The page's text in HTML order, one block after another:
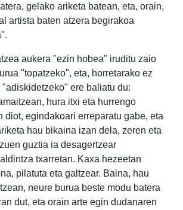
gelako ariketa batean, eta, orain,
artista baten atzera begirakoa
aukera "ezin hobea" iruditu zaio
"topatzeko", eta, horretarako ez
ere baliatu du:
hura itxi eta hurrengo
diot, egindakoari erreparatu gabe, eta
hau bikaina izan dela, zeren eta
guztia ia desagertzear
txarretan. Kaxa hezeetan
pilatuta eta galtzear. Baina, hau
neure burua beste modu batera
dut, eta orain arte egin dudanaren